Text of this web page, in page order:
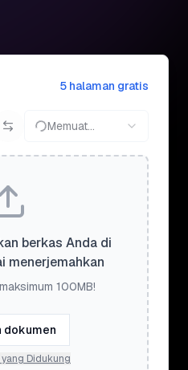
5 halaman gratis
Memuat...
berkas Anda di
menerjemahkan
100MB!
dokumen
Didukung